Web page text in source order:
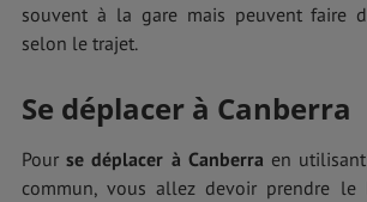
souvent à la gare mais peuvent faire
selon le trajet.
Se déplacer à Canberra
Pourse déplacer à Canberra en
commun, vous allez devoir prendre